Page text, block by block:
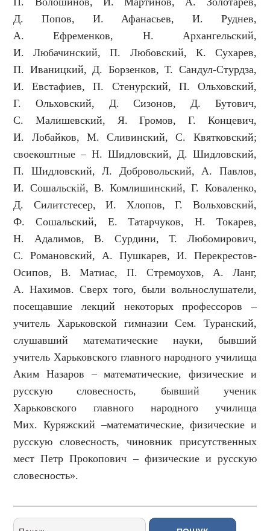
Д. Попов, И. Афанасьев, И. Руднев,
А. Ефременков, Н. Архангельский,
И. Любачинский, П. Любовский, К. Сухарев,
П. Иваницкий, Д. Борзенков, Т. Сандул-Стурдза,
И. Евстафиев, П. Стенурский, П. Ольховский,
Г. Ольховский, Д. Сизонов, Д. Бутович,
С. Малишевский, Я. Громов, Г. Концевич,
И. Лобайков, М. Сливинский, С. Квятковский;
своекоштные – Н. Шидловский, Д. Шидловский,
П. Шидловский, Л. Добровольский, А. Павлов,
И. Сошальскій, В. Комлишинский, Г. Коваленко,
Д. Силитстесер, И. Хлопов, Г. Вольховский,
Ф. Сошальский, Е. Татарчуков, Н. Токарев,
Н. Адалимов, В. Сурдини, Т. Любомирович,
С. Романовский, А. Пушкарев, И. Перекрестов-
Осипов, В. Матиас, П. Стремоухов, А. Ланг,
А. Нахимов. Сверх того, были вольнослушатели,
посещавшие лекций некоторых профессоров –
учитель Харьковской гимназии Сем. Туранский,
слушавший математические науки, бывший
учитель Харьковского главного народного училища
Аким Назаров – математические, физические и
русскую словесность, бывший ученик
Харьковского главного народного училища
Мих. Куряжский –математические, физические и
русскую словесность, чиновник присутственных
мест Петр Прокопович – физические и русскую
словесность».